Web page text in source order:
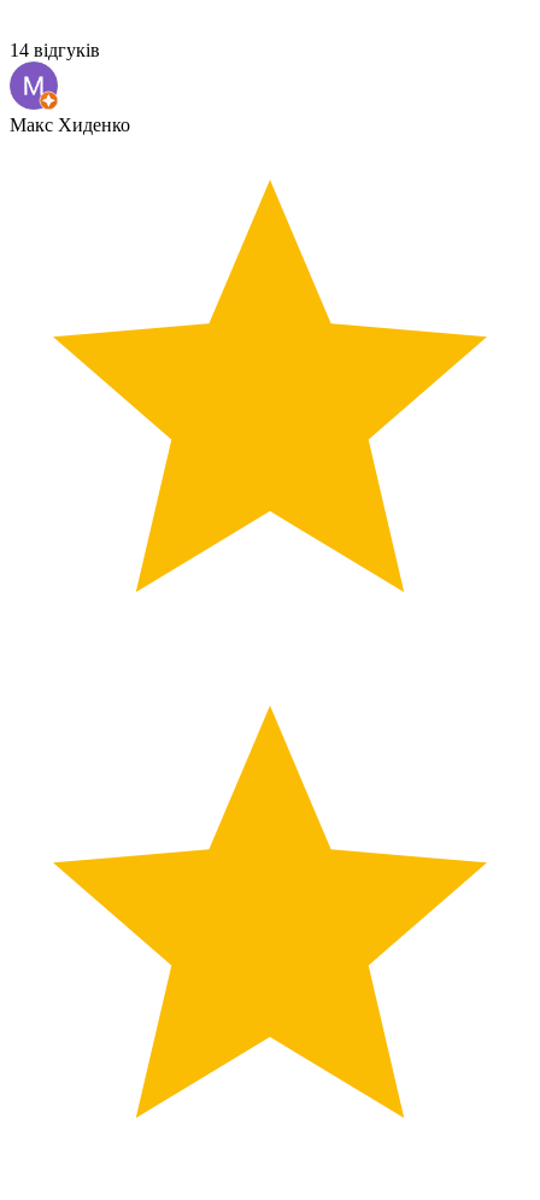
14 відгуків
Макс Хиденко